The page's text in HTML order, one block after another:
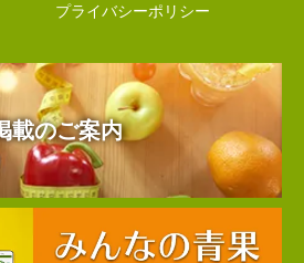
プライバシーポリシー
載のご案内